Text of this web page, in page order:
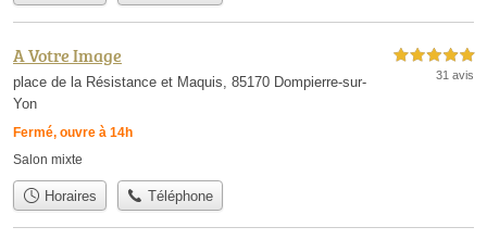
A Votre Image
place de la Résistance et Maquis, 85170 Dompierre-sur-
Yon
Fermé, ouvre à 14h
5,0 étoiles sur 5
31 avis
Salon mixte
Horaires Téléphone